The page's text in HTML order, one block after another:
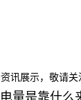
讯展示，敬请关
是靠什么